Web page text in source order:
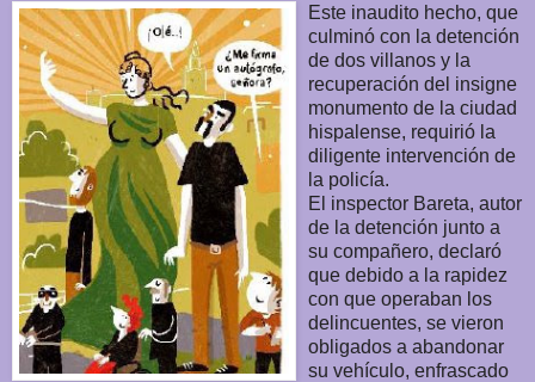
Este inaudito hecho, que
culminó con la detención
de dos villanos y la
recuperación del insigne
monumento de la ciudad
hispalense, requirió la
diligente intervención de
la policía.
El inspector Bareta, autor
de la detención junto a
su compañero, declaró
que debido a la rapidez
con que operaban los
delincuentes, se vieron
obligados a abandonar
su vehículo, enfrascado